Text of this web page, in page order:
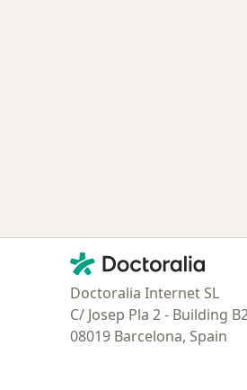
Contacto
Doctoralia - Página de inicio
Doctoralia Internet SL
C/ Josep Pla 2 - Building
08019 Barcelona, Spain